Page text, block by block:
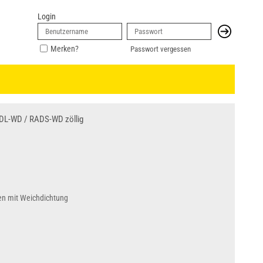
Login
Merken? Passwort vergessen
WD / RADS-WD zöllig
mit Weichdichtung